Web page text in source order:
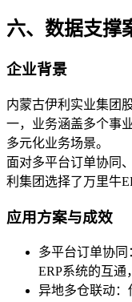
六、数据支撑
企业背景
内蒙古伊利实业集团
一，业务涵盖多个事
多元化业务场景。
面对多平台订单协同
利集团选择了万里牛
应用方案与成效
多平台订单协同
ERP系统的互通
异地多仓联动